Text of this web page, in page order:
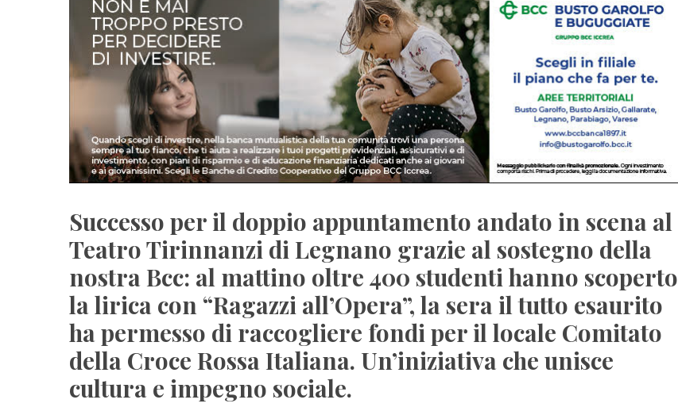
Successo per il doppio appuntamento andato in scena al
Teatro Tirinnanzi di Legnano grazie al sostegno della
nostra Bcc: al mattino oltre 400 studenti hanno scoperto
la lirica con “Ragazzi all’Opera”, la sera il tutto esaurito
ha permesso di raccogliere fondi per il locale Comitato
della Croce Rossa Italiana. Un’iniziativa che unisce
cultura e impegno sociale.